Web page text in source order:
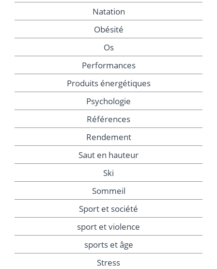
Natation
Obésité
Os
Performances
Produits énergétiques
Psychologie
Références
Rendement
Saut en hauteur
Ski
Sommeil
Sport et société
sport et violence
sports et âge
Stress